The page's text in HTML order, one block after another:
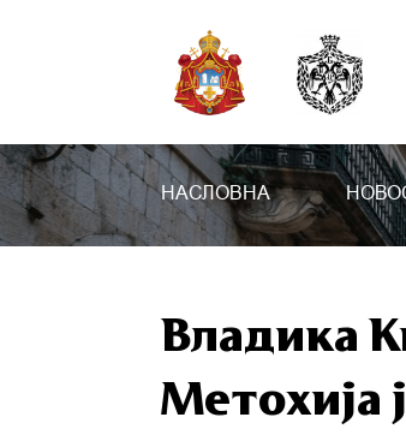
НАСЛОВНА
Владика
Метохија